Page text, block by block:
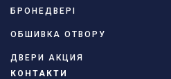
БРОНЕДВЕРІ
ОБШИВКА ОТВОРУ
ДВЕРИ АКЦИЯ
КОНТАКТИ